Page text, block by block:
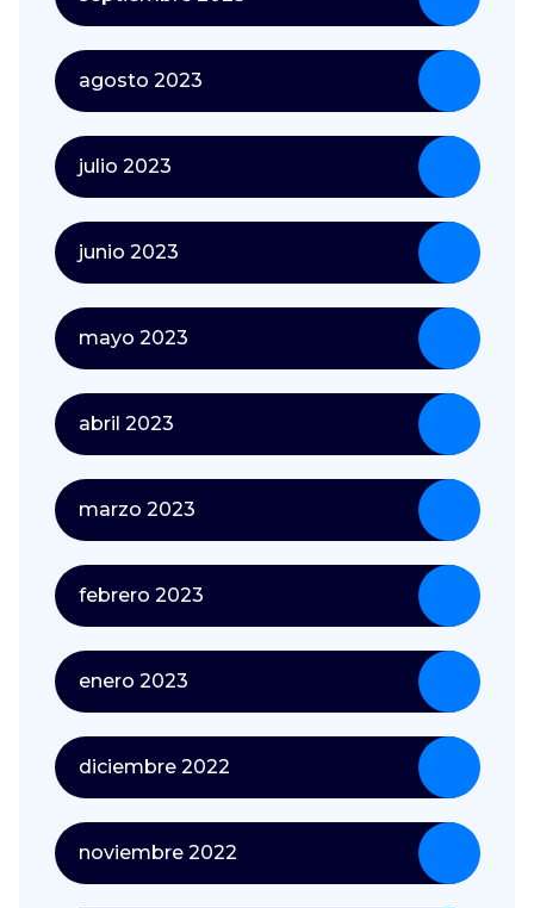
agosto 2023
julio 2023
junio 2023
mayo 2023
abril 2023
marzo 2023
febrero 2023
enero 2023
diciembre 2022
noviembre 2022